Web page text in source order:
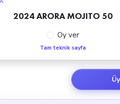
2024 ARORA MOJITO 50
Oy ver
Tam teknik sayfa